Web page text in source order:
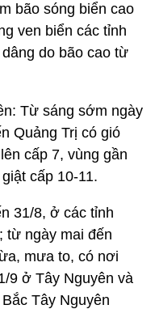
bão sóng biển cao
ven biển các tỉnh
do bão cao từ
Từ sáng sớm ngày
Quảng Trị có gió
cấp 7, vùng gần
cấp 10-11.
31/8, ở các tỉnh
từ ngày mai đến
mưa to, có nơi
9 ở Tây Nguyên và
Tây Nguyên